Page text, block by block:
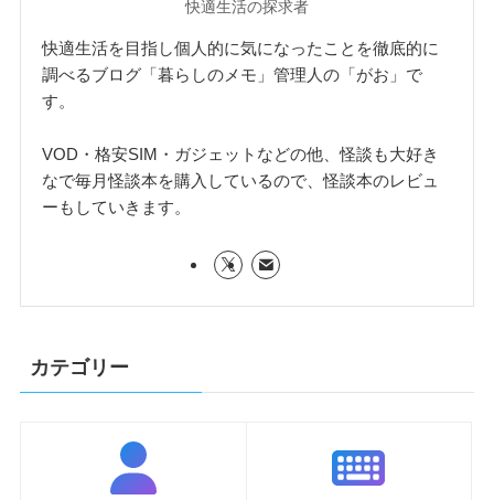
快適生活の探求者
快適生活を目指し個人的に気になったことを徹底的に
調べるブログ「暮らしのメモ」管理人の「がお」で
す。
VOD・格安SIM・ガジェットなどの他、怪談も大好き
なで毎月怪談本を購入しているので、怪談本のレビュ
ーもしていきます。
カテゴリー